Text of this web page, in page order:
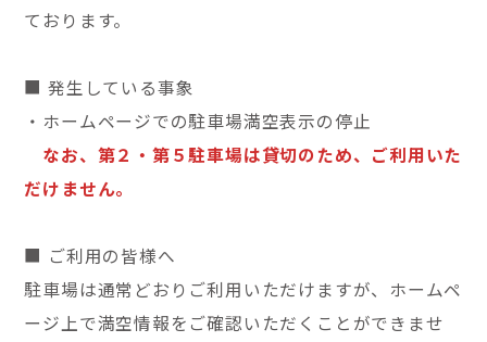
ております。
■ 発生している事象
・ホームページでの駐車場満空表示の停止
なお、第２・第５駐車場は貸切のため、ご利用いた
だけません。
■ ご利用の皆様へ
駐車場は通常どおりご利用いただけますが、ホームペ
ージ上で満空情報をご確認いただくことができませ